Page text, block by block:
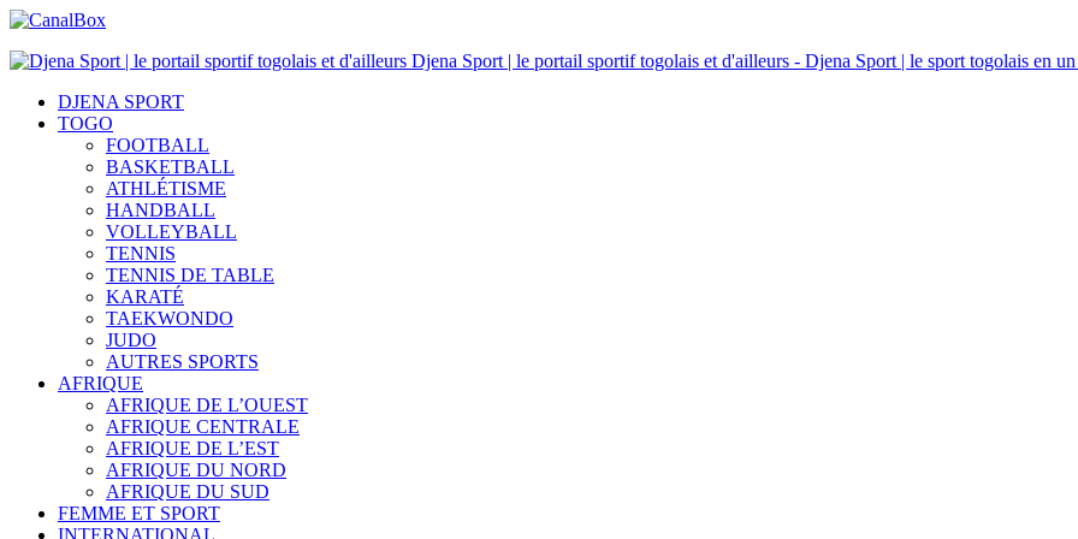
Djena Sport | le portail sportif togolais et d'ailleurs - Djena Sport | le sport togolais en
DJENA SPORT
TOGO
FOOTBALL
BASKETBALL
ATHLÉTISME
HANDBALL
VOLLEYBALL
TENNIS
TENNIS DE TABLE
KARATÉ
TAEKWONDO
JUDO
AUTRES SPORTS
AFRIQUE
AFRIQUE DE L’OUEST
AFRIQUE CENTRALE
AFRIQUE DE L’EST
AFRIQUE DU NORD
AFRIQUE DU SUD
FEMME ET SPORT
INTERNATIONAL